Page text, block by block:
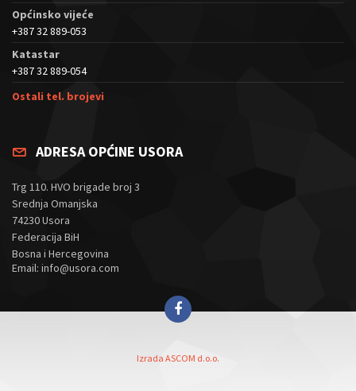
Općinsko vijeće
+387 32 889-053
Katastar
+387 32 889-054
Ostali tel. brojevi
ADRESA OPĆINE USORA
Trg 110. HVO brigade broj 3
Srednja Omanjska
74230 Usora
Federacija BiH
Bosna i Hercegovina
Email: info@usora.com
Izrada ASCOM d.o.o.